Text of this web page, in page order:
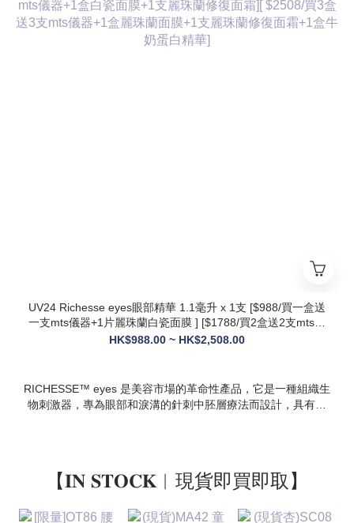
✅ 營養供給：為皮膚提供全方位營養，增強彈性與光澤感
✅ 水潤亮白：深層補水鎖水，提亮膚色，讓肌膚通透飽滿
✅ 抗衰維穩：調節皮膚狀態，改善敏感與暗沈，維持健康年輕
UV24 Richesse eyes眼部精華 1.1毫升 x 1支 [$988/買一盒送
一支mts儀器+1片麗珠蘭白瓷面膜 ] [$1788/買2盒送2支mts儀
器+1盒白瓷面膜+1支麗珠蘭修復面霜][ $2508/買3盒送3支mts
HK$988.00 ~ HK$2,508.00
RICHESSE™ eyes 是美容市場的革命性產品，它是一種組織生
物刺激器，專為眼部和淚溝的針刺中胚層療法而設計，具有填
【𝐈𝐍 𝐒𝐓𝐎𝐂𝐊︱現貨即買即取】